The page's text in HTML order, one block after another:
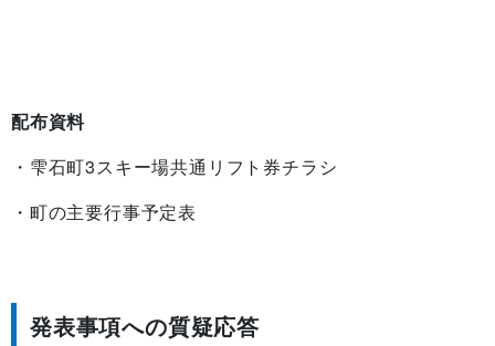
配布資料
・雫石町3スキー場共通リフト券チラシ
・町の主要行事予定表
発表事項への質疑応答